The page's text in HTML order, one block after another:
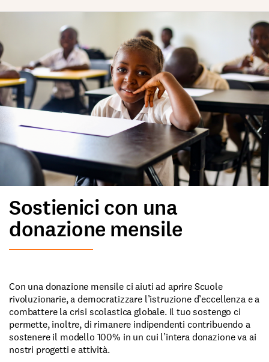
Sostienici con una
donazione mensile
Con una donazione mensile ci aiuti ad aprire Scuole
rivoluzionarie, a democratizzare l’istruzione d’eccellenza e a
combattere la crisi scolastica globale. Il tuo sostengo ci
permette, inoltre, di rimanere indipendenti contribuendo a
sostenere il modello 100% in un cui l’intera donazione va ai
nostri progetti e attività.